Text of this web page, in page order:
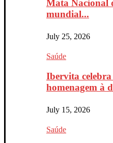
Mata Nacional
mundial...
July 25, 2026
Saúde
Ibervita celebra
homenagem à
July 15, 2026
Saúde